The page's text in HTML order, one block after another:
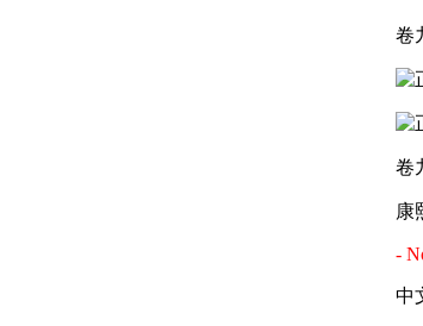
卷
卷
康
-
中